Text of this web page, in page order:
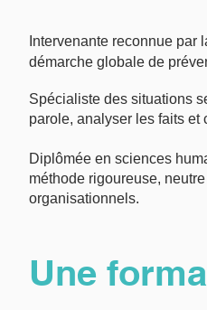
Intervenante reconnue
démarche globale de
Spécialiste des situations
parole, analyser les faits et
Diplômée en sciences
méthode rigoureuse,
organisationnels.
Une